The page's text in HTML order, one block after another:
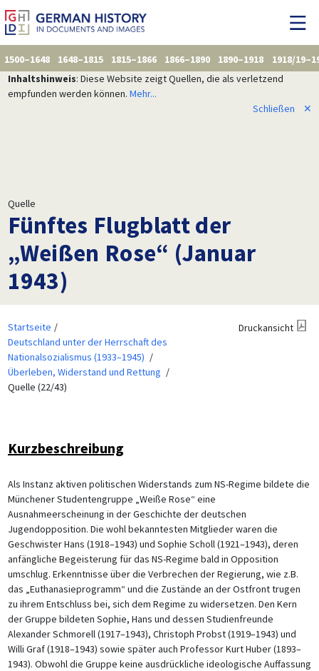
1500–1648 1648–1815 1815–1866 1866–1890 1890–1918
1918/
Inhaltshinweis: Diese Website zeigt Quellen, die als verletzend
empfunden werden können. Mehr...
Schließen
✕
Quelle
Fünftes Flugblatt der
„Weißen Rose“ (Januar
1943)
Startseite
Deutschland unter der Herrschaft des
Nationalsozialismus (1933–1945)
Überleben, Widerstand und Rettung
Quelle (22/43)
Druckansicht
Kurzbeschreibung
Als Instanz aktiven politischen Widerstands zum NS-Regime bildete die
Münchener Studentengruppe „Weiße Rose“ eine
Ausnahmeerscheinung in der Geschichte der deutschen
Jugendopposition. Die wohl bekanntesten Mitglieder waren die
Geschwister Hans (1918–1943) und Sophie Scholl (1921–1943), deren
anfängliche Begeisterung für das NS-Regime bald in Opposition
umschlug. Erkenntnisse über die Verbrechen der Regierung, wie z.B.
das „Euthanasieprogramm“ und die Zustände an der Ostfront trugen
zu ihrem Entschluss bei, sich dem Regime zu widersetzen. Den Kern
der Gruppe bildeten Sophie, Hans und dessen Studienfreunde
Alexander Schmorell (1917–1943), Christoph Probst (1919–1943) und
Willi Graf (1918–1943) sowie später auch Professor Kurt Huber (1893–
1943). Obwohl die Gruppe keine ausdrückliche ideologische Auffassung